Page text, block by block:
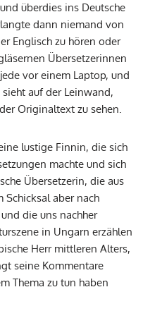
überdies ins Deutsche
dann niemand von
Englisch zu hören oder
Übersetzerinnen
vor einem Laptop, und
auf der Leinwand,
Originaltext zu sehen.
lustige Finnin, die sich
machte und sich
Übersetzerin, die aus
aber nach
die uns nachher
in Ungarn erzählen
Herr mittleren Alters,
seine Kommentare
Thema zu tun haben